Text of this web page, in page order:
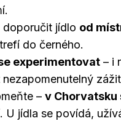
doporučit jídlo od
do černého.
experimentovat – i
– v Chorvatsku
. U jídla se povídá,